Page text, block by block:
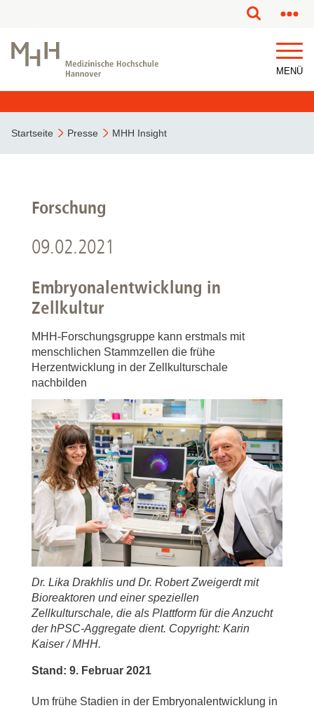
MENÜ
Startseite Presse MHH Insight
Forschung
09.02.2021
Embryonalentwicklung in
Zellkultur
MHH-Forschungsgruppe kann erstmals mit
menschlichen Stammzellen die frühe
Herzentwicklung in der Zellkulturschale
nachbilden
Dr. Lika Drakhlis und Dr. Robert Zweigerdt mit
Bioreaktoren und einer speziellen
Zellkulturschale, die als Plattform für die Anzucht
der hPSC-Aggregate dient. Copyright: Karin
Kaiser / MHH.
Stand: 9. Februar 2021
Um frühe Stadien in der Embryonalentwicklung in